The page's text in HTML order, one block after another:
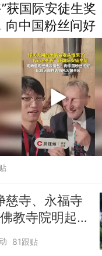
获国际安徒生
向中国粉丝问好
慈寺、永福寺
教寺院明起
跑空了
81跟贴